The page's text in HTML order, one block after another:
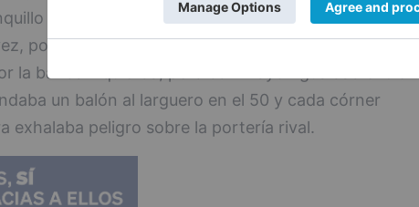
burgalesista, la segunda parte se redujo en
por medio de internadas de Irene, el juego se
la banda izquierda, pero con mayor igualdad entre
un balón al larguero en el 50 y cada córner
exhalaba peligro sobre la portería rival.